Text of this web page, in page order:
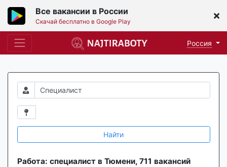
Все вакансии в России
Скачай бесплатно в Google Play
Россия
Найти
Работа: специалист в Тюмени, 711 вакансий